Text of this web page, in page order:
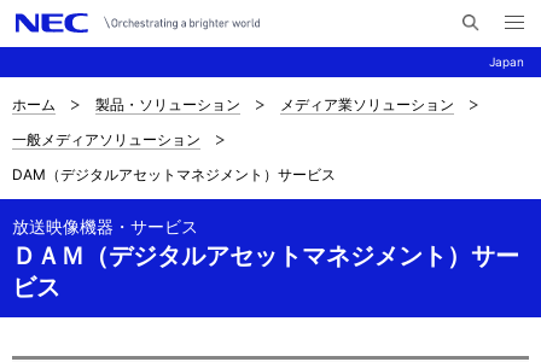
Japan
イ
メ
ニ
ュ
ナ
ビ
ゲ
ー
シ
ョ
サ
イ
ト
内
の
ホーム 製品・ソリューション
メディア業ソリューション
一般メディアソリューション
DAM（デジタルアセットマネジメント）サービス
ＤＡＭ（デジタルアセットマネジメント）サー
ビス
放送映像機器・サービス